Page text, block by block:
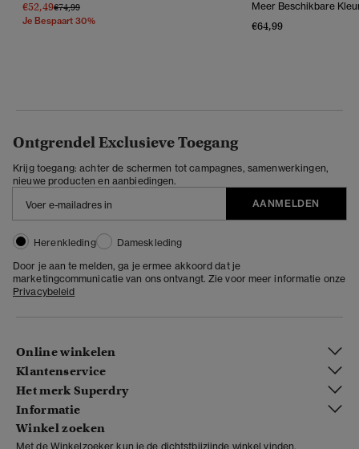
€52,49Prijs Verlaagd Van
€74,99Naar
Je Bespaart 30%
Meer Beschikbare
€64,99
Ontgrendel Exclusieve Toegang
Krijg toegang: achter de schermen tot campagnes, samenwerkingen,
nieuwe producten en aanbiedingen.
AANMELDEN
Herenkleding
Dameskleding
Door je aan te melden, ga je ermee akkoord dat je
marketingcommunicatie van ons ontvangt. Zie voor meer informatie onze
Privacybeleid
Online winkelen
Klantenservice
Het merk Superdry
Informatie
Winkel zoeken
Met de Winkelzoeker kun je de dichtstbijzijnde winkel vinden.